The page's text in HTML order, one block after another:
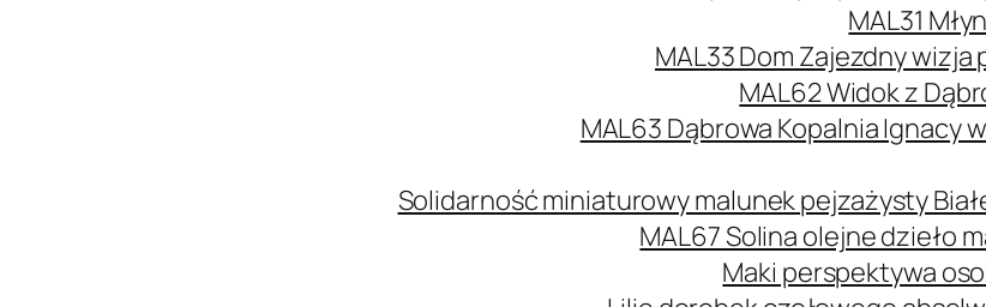
MAL31
MAL33 Dom Zajezdny
MAL62 Widok z
MAL63 Dąbrowa Kopalnia Ignacy
Solidarność miniaturowy malunek pejzażysty
MAL67 Solina olejne dzieło
Maki perspektywa